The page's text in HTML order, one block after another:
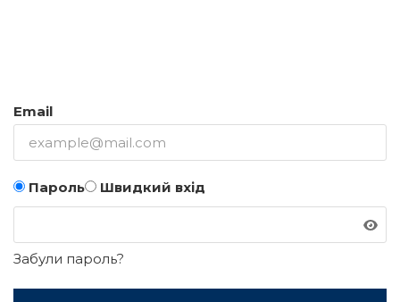
Email
Пароль Швидкий вхід
Забули пароль?